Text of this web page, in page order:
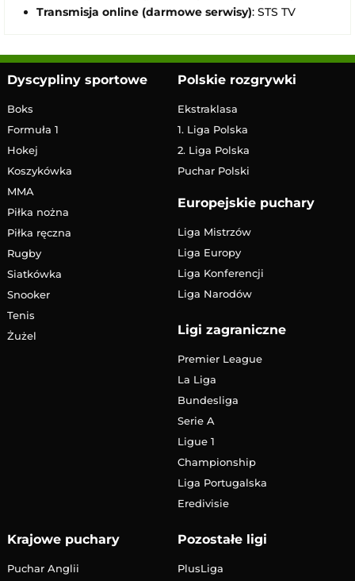
Transmisja online (darmowe serwisy): STS TV
Dyscypliny sportowe
Boks
Formuła 1
Hokej
Koszykówka
MMA
Piłka nożna
Piłka ręczna
Rugby
Siatkówka
Snooker
Tenis
Żużel
Polskie rozgrywki
Ekstraklasa
1. Liga Polska
2. Liga Polska
Puchar Polski
Europejskie puchary
Liga Mistrzów
Liga Europy
Liga Konferencji
Liga Narodów
Ligi zagraniczne
Premier League
La Liga
Bundesliga
Serie A
Ligue 1
Championship
Liga Portugalska
Eredivisie
Krajowe puchary
Puchar Anglii
Pozostałe ligi
PlusLiga